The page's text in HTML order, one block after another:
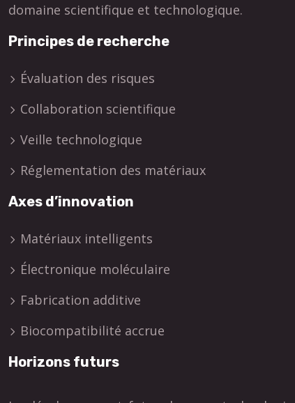
domaine scientifique et technologique.
Principes de recherche
Évaluation des risques
Collaboration scientifique
Veille technologique
Réglementation des matériaux
Axes d’innovation
Matériaux intelligents
Électronique moléculaire
Fabrication additive
Biocompatibilité accrue
Horizons futurs